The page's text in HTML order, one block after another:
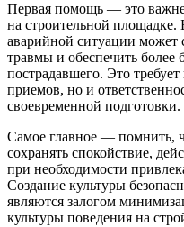
Первая помощь — это
на строительной площадке.
аварийной ситуации может
травмы и обеспечить более
пострадавшего. Это
приемов, но и
своевременной подготовки.
Самое главное — помнить,
сохранять спокойствие,
при необходимости
Создание культуры
являются залогом
культуры поведения на